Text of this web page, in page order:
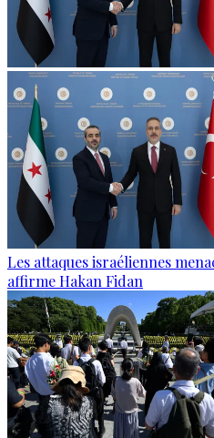
Les attaques israéliennes
affirme Hakan Fidan